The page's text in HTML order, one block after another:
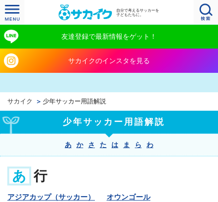
自分で考えるサッカーを
子どもたちに。
友達登録で最新情報をゲット！
サカイクのインスタを見る
サカイク 少年サッカー用語解説
少年サッカー用語解説
あ か さ た は ま ら わ
あ 行
アジアカップ（サッカー）
オウンゴール